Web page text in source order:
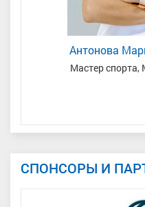
Антонова
Мастер спорта,
СПОНСОРЫ И